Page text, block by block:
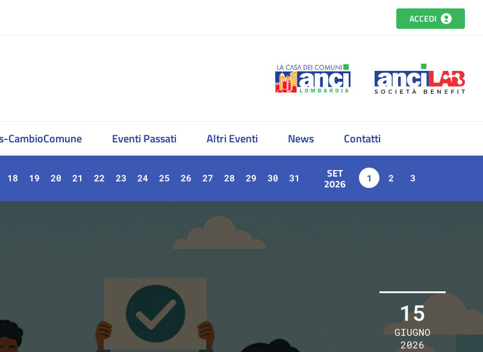
ACCEDI
CambioComune Eventi Passati Altri Eventi News Contatti
18 19 20 21 22 23 24 25 26 27 28 29 30 31 SET
2026 1 2 3
15
GIUGNO
2026